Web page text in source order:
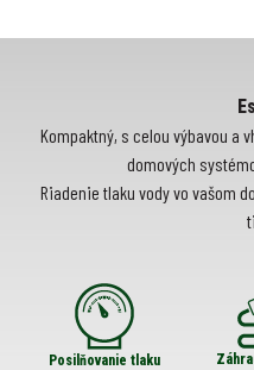
Kompaktný, s celou výbavou a
domových
Riadenie tlaku vody vo vašom
Posilňovanie tlaku